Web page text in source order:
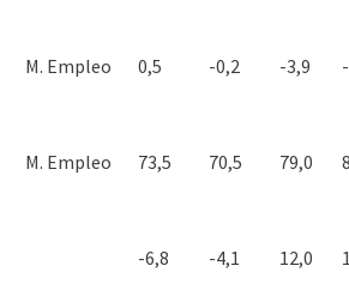
M. Empleo 0,5 -0,2 -3,9
M. Empleo 73,5 70,5 79,0
-6,8 -4,1 12,0